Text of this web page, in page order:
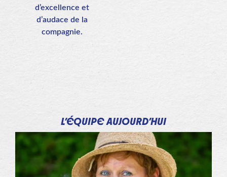
d’excellence et
d’audace de la
compagnie.
L’ÉQUIPE AUJOURD’HUI